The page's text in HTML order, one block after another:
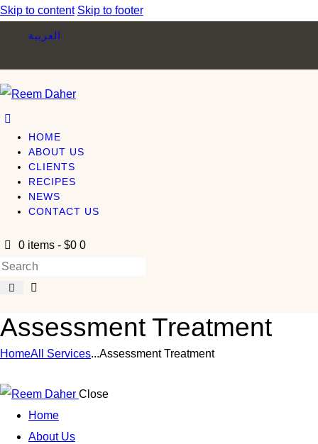
Skip to content Skip to footer
العربية
HOME
ABOUT US
CLIENTS
RECIPES
NEWS
CONTACT US
0 items -$0 0
Assessment Treatment
HomeAll Services...Assessment Treatment
Close
Home
About Us